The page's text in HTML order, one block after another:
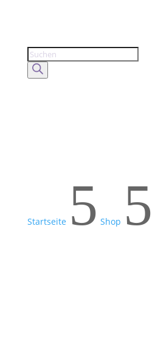
Products
search
Startseite 5 Shop 5